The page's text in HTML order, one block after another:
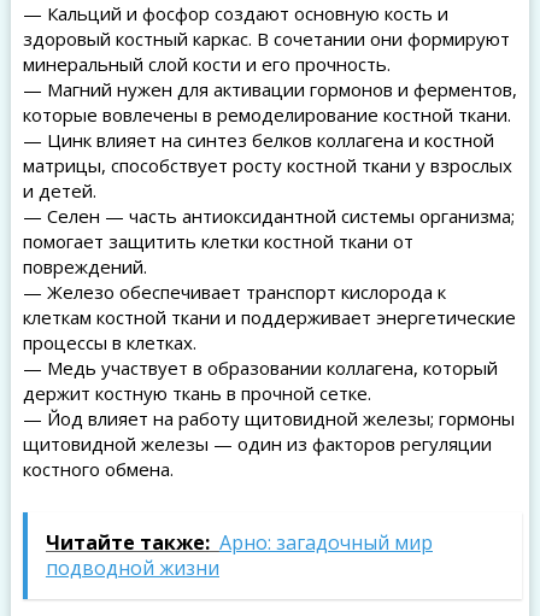
— Кальций и фосфор создают основную кость и
здоровый костный каркас. В сочетании они формируют
минеральный слой кости и его прочность.
— Магний нужен для активации гормонов и ферментов,
которые вовлечены в ремоделирование костной ткани.
— Цинк влияет на синтез белков коллагена и костной
матрицы, способствует росту костной ткани у взрослых
и детей.
— Селен — часть антиоксидантной системы организма;
помогает защитить клетки костной ткани от
повреждений.
— Железо обеспечивает транспорт кислорода к
клеткам костной ткани и поддерживает энергетические
процессы в клетках.
— Медь участвует в образовании коллагена, который
держит костную ткань в прочной сетке.
— Йод влияет на работу щитовидной железы; гормоны
щитовидной железы — один из факторов регуляции
костного обмена.
Читайте также: Арно: загадочный мир
подводной жизни